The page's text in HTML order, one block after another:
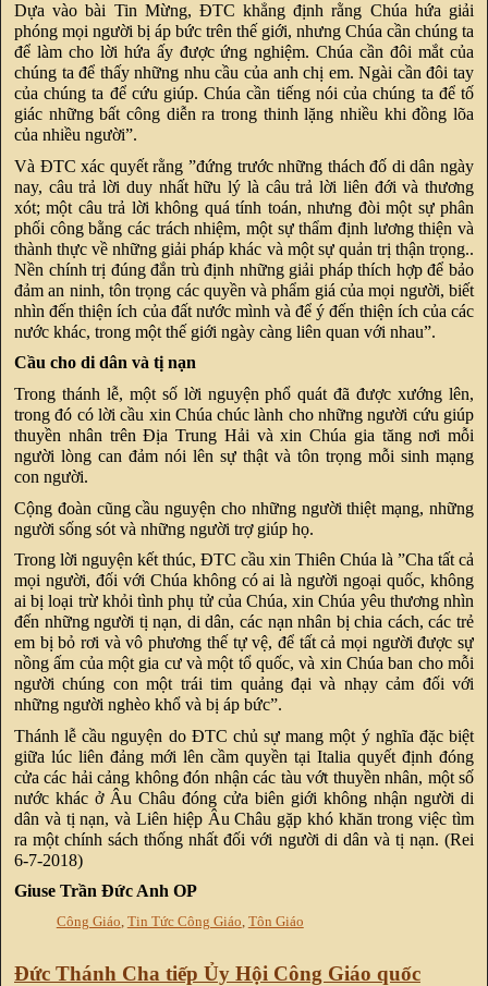
Dựa vào bài Tin Mừng, ĐTC khẳng định rằng Chúa hứa giải
phóng mọi người bị áp bức trên thế giới, nhưng Chúa cần chúng ta
để làm cho lời hứa ấy được ứng nghiệm. Chúa cần đôi mắt của
chúng ta để thấy những nhu cầu của anh chị em. Ngài cần đôi tay
của chúng ta để cứu giúp. Chúa cần tiếng nói của chúng ta để tố
giác những bất công diễn ra trong thinh lặng nhiều khi đồng lõa
của nhiều người”.
Và ĐTC xác quyết rằng ”đứng trước những thách đố di dân ngày
nay, câu trả lời duy nhất hữu lý là câu trả lời liên đới và thương
xót; một câu trả lời không quá tính toán, nhưng đòi một sự phân
phối công bằng các trách nhiệm, một sự thẩm định lương thiện và
thành thực về những giải pháp khác và một sự quản trị thận trọng..
Nền chính trị đúng đắn trù định những giải pháp thích hợp để bảo
đảm an ninh, tôn trọng các quyền và phẩm giá của mọi người, biết
nhìn đến thiện ích của đất nước mình và để ý đến thiện ích của các
nước khác, trong một thế giới ngày càng liên quan với nhau”.
Cầu cho di dân và tị nạn
Trong thánh lễ, một số lời nguyện phổ quát đã được xướng lên,
trong đó có lời cầu xin Chúa chúc lành cho những người cứu giúp
thuyền nhân trên Địa Trung Hải và xin Chúa gia tăng nơi mỗi
người lòng can đảm nói lên sự thật và tôn trọng mỗi sinh mạng
con người.
Cộng đoàn cũng cầu nguyện cho những người thiệt mạng, những
người sống sót và những người trợ giúp họ.
Trong lời nguyện kết thúc, ĐTC cầu xin Thiên Chúa là ”Cha tất cả
mọi người, đối với Chúa không có ai là người ngoại quốc, không
ai bị loại trừ khỏi tình phụ tử của Chúa, xin Chúa yêu thương nhìn
đến những người tị nạn, di dân, các nạn nhân bị chia cách, các trẻ
em bị bỏ rơi và vô phương thế tự vệ, để tất cả mọi người được sự
nồng ấm của một gia cư và một tổ quốc, và xin Chúa ban cho mỗi
người chúng con một trái tim quảng đại và nhạy cảm đối với
những người nghèo khổ và bị áp bức”.
Thánh lễ cầu nguyện do ĐTC chủ sự mang một ý nghĩa đặc biệt
giữa lúc liên đảng mới lên cầm quyền tại Italia quyết định đóng
cửa các hải cảng không đón nhận các tàu vớt thuyền nhân, một số
nước khác ở Âu Châu đóng cửa biên giới không nhận người di
dân và tị nạn, và Liên hiệp Âu Châu gặp khó khăn trong việc tìm
ra một chính sách thống nhất đối với người di dân và tị nạn. (Rei
6-7-2018)
Giuse Trần Đức Anh OP
Công Giáo Tin Tức Công Giáo Tôn Giáo
Đức Thánh Cha tiếp Ủy Hội Công Giáo quốc